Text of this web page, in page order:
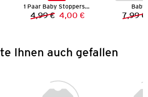
Preis:
1 Paar Baby Stoppersocken
Vorheriger Preis:
4,99 € Neuer Preis:
4,00 €
Baby
7,99 €
Ihnen auch gefallen